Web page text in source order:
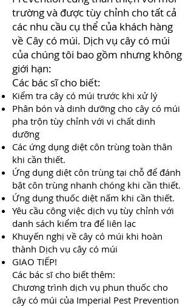
trường và được tùy chỉnh cho tất cả
các nhu cầu cụ thể của khách hàng
về Cây có múi. Dịch vụ cây có múi
của chúng tôi bao gồm nhưng không
giới hạn:
Các bác sĩ cho biết:
Kiểm tra cây có múi trước khi xử lý
Phân bón và dinh dưỡng cho cây có múi
pha trộn tùy chỉnh với vi chất dinh
dưỡng
Các ứng dụng diệt côn trùng toàn thân
khi cần thiết.
Ứng dụng diệt côn trùng tại chỗ để đánh
bật côn trùng nhanh chóng khi cần thiết.
Ứng dụng thuốc diệt nấm khi cần thiết.
Yêu cầu công việc dịch vụ tùy chỉnh với
danh sách kiểm tra để liên lạc
Khuyến nghị về cây có múi khi hoàn
thành Dịch vụ cây có múi
GIAO TIẾP!
Các bác sĩ cho biết thêm:
Chương trình dịch vụ phun thuốc cho
cây có múi của Imperial Pest Prevention